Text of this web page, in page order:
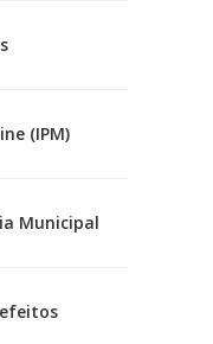
(IPM)
Municipal